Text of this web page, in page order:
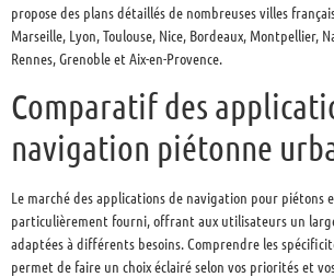
propose des plans détaillés de nombreuses villes
Marseille, Lyon, Toulouse, Nice, Bordeaux, Montpellier,
Rennes, Grenoble et Aix-en-Provence.
Comparatif des
navigation piétonne
Le marché des applications de navigation pour piétons
particulièrement fourni, offrant aux utilisateurs un
adaptées à différents besoins. Comprendre les
permet de faire un choix éclairé selon vos priorités et